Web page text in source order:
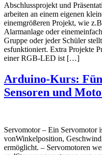
Abschlussprojekt und
arbeiten an einem eigenen
einemgrößeren Projekt, wie
Alarmanlage oder
Gruppe oder jeder Schüler
esfunktioniert. Extra Projekte
einer RGB-LED ist […]
Arduino-Kurs:
Sensoren und
Servomotor – Ein Servomotor
vonWinkelposition,
ermöglicht. – Servomotoren